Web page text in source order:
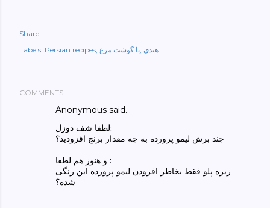
Share
Labels: Persian recipes با گوشت مرغ هندی
COMMENTS
Anonymous said…
لطفا شف دوزل:
چند برش لیمو پرورده به چه مقدار برنج افزودید؟
و هنوز هم لطفا :
زیره پلو فقط بخاطر افزودن لیمو پرورده این رنگی
شده؟